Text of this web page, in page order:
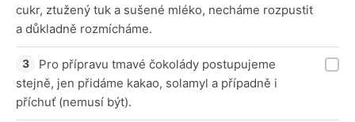
cukr, ztužený tuk a sušené mléko, necháme rozpustit
a důkladně rozmícháme.
Pro přípravu tmavé čokolády postupujeme
stejně, jen přidáme kakao, solamyl a případně i
příchuť (nemusí být).